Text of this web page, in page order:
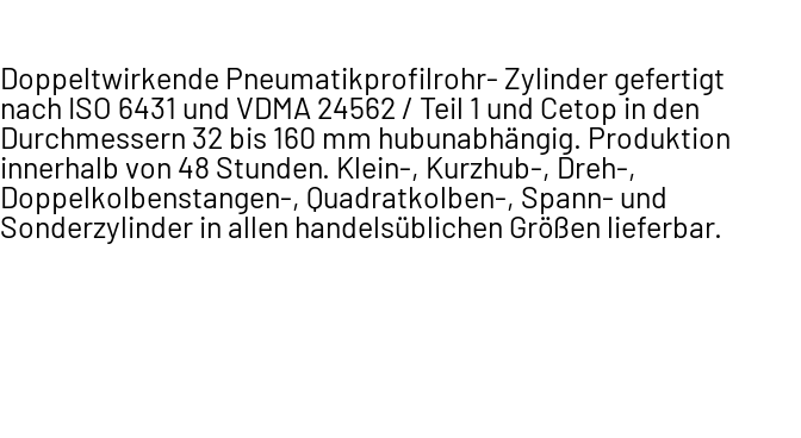
Doppeltwirkende Pneumatikprofilrohr- Zylinder gefertigt
nach ISO 6431 und VDMA 24562 / Teil 1 und Cetop in den
Durchmessern 32 bis 160 mm hubunabhängig. Produktion
innerhalb von 48 Stunden. Klein-, Kurzhub-, Dreh-,
Doppelkolbenstangen-, Quadratkolben-, Spann- und
Sonderzylinder in allen handelsüblichen Größen lieferbar.